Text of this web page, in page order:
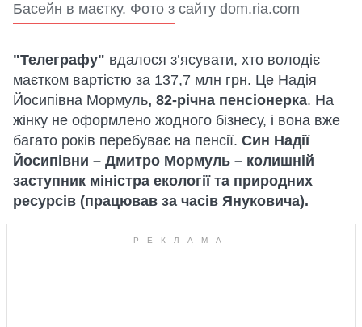
Басейн в маєтку. Фото з сайту dom.ria.com
"Телеграфу" вдалося з’ясувати, хто володіє
маєтком вартістю за 137,7 млн грн. Це Надія
Йосипівна Мормуль, 82-річна пенсіонерка. На
жінку не оформлено жодного бізнесу, і вона вже
багато років перебуває на пенсії. Син Надії
Йосипівни – Дмитро Мормуль – колишній
заступник міністра екології та природних
ресурсів (працював за часів Януковича).